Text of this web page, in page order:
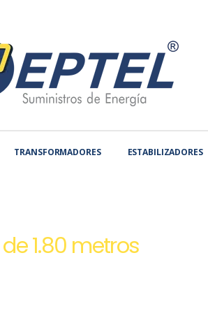
TRANSFORMADORES ESTABILIZADORES
1.80 metros